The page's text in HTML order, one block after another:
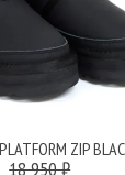
ПодробнееZIP
18 950 ₽